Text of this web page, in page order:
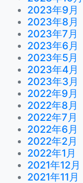
2023年9月
2023年8月
2023年7月
2023年6月
2023年5月
2023年4月
2023年3月
2022年9月
2022年8月
2022年7月
2022年6月
2022年2月
2022年1月
2021年12月
2021年11月